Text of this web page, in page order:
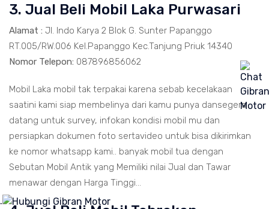
3. Jual Beli Mobil Laka Purwasari
Alamat : Jl. Indo Karya 2 Blok G. Sunter Papanggo
RT.005/RW.006 Kel.Papanggo Kec.Tanjung Priuk 14340
Nomor Telepon: 087896856062
Mobil Laka mobil tak terpakai karena sebab kecelakaan
saatini kami siap membelinya dari kamu punya dansegera
datang untuk survey, infokan kondisi mobil mu dan
persiapkan dokumen foto sertavideo untuk bisa dikirimkan
ke nomor whatsapp kami.. banyak mobil tua dengan
Sebutan Mobil Antik yang Memiliki nilai Jual dan Tawar
menawar dengan Harga Tinggi...
.